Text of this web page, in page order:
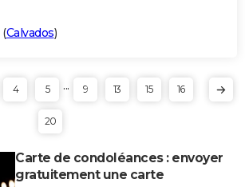
(Calvados)
4 5 ... 9 13 15 16
20
Carte de condoléances : envoyer
gratuitement une carte